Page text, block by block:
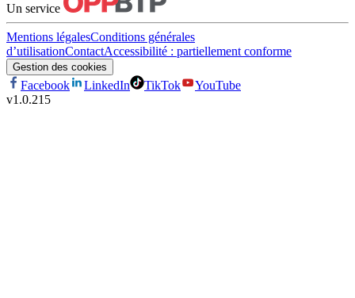
Un service
Mentions légalesConditions générales
d’utilisationContactAccessibilité : partiellement conforme
Gestion des cookies
Facebook LinkedIn TikTok
YouTube
v1.0.215